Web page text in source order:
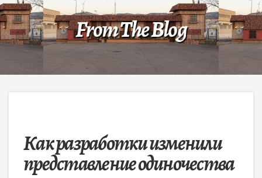
From The Blog
Как разработки изменили
представление одиночества